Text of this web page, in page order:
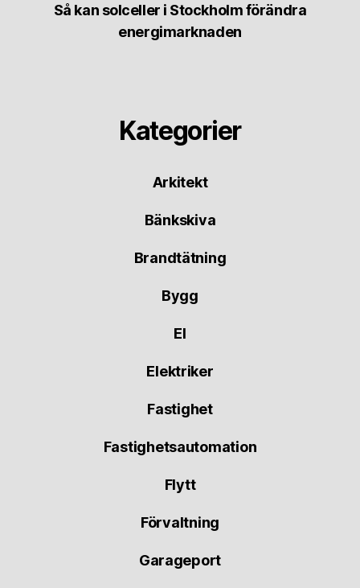
Så kan solceller i Stockholm förändra
energimarknaden
Kategorier
Arkitekt
Bänkskiva
Brandtätning
Bygg
El
Elektriker
Fastighet
Fastighetsautomation
Flytt
Förvaltning
Garageport